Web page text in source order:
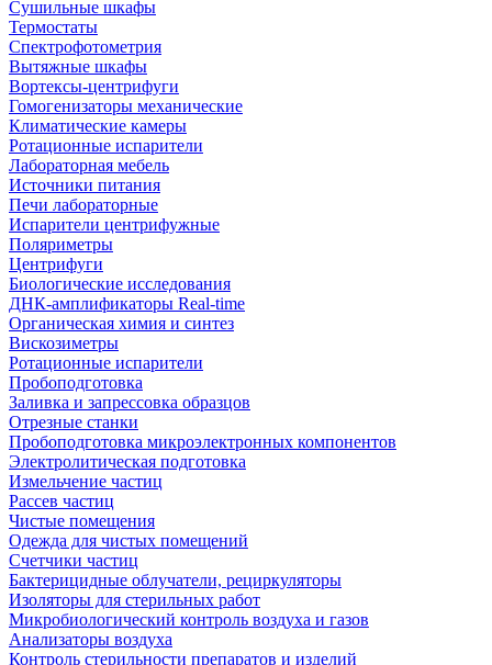
Сушильные шкафы
Термостаты
Спектрофотометрия
Вытяжные шкафы
Вортексы-центрифуги
Гомогенизаторы механические
Климатические камеры
Ротационные испарители
Лабораторная мебель
Источники питания
Печи лабораторные
Испарители центрифужные
Поляриметры
Центрифуги
Биологические исследования
ДНК-амплификаторы Real-time
Органическая химия и синтез
Вискозиметры
Ротационные испарители
Пробоподготовка
Заливка и запрессовка образцов
Отрезные станки
Пробоподготовка микроэлектронных компонентов
Электролитическая подготовка
Измельчение частиц
Рассев частиц
Чистые помещения
Одежда для чистых помещений
Счетчики частиц
Бактерицидные облучатели, рециркуляторы
Изоляторы для стерильных работ
Микробиологический контроль воздуха и газов
Анализаторы воздуха
Контроль стерильности препаратов и изделий